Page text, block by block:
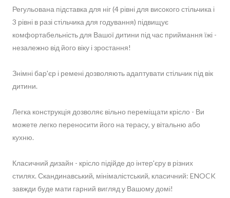
Регульована підставка для ніг (4 рівні для високого стільчика і
3 рівні в разі стільчика для годування) підвищує
комфортабельність для Вашої дитини під час приймання їжі -
незалежно від його віку і зростання!
Знімні бар'єр і ремені дозволяють адаптувати стільчик під вік
дитини.
Легка конструкція дозволяє вільно переміщати крісло - Ви
можете легко переносити його на терасу, у вітальню або
кухню.
Класичний дизайн - крісло підійде до інтер'єру в різних
стилях. Скандинавський, мінімалістський, класичний: ENOCK
завжди буде мати гарний вигляд у Вашому домі!